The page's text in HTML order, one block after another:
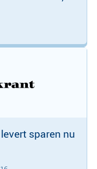
sparen nu